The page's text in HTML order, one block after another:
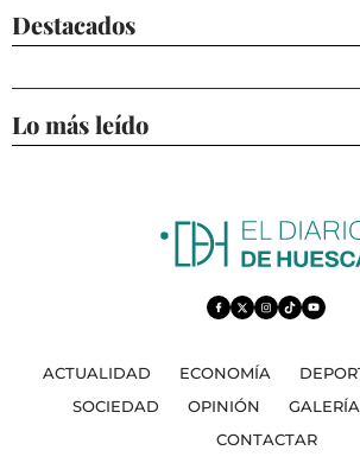
Destacados
Lo más leído
ACTUALIDAD ECONOMÍA
SOCIEDAD
OPINIÓN
CONTACTAR